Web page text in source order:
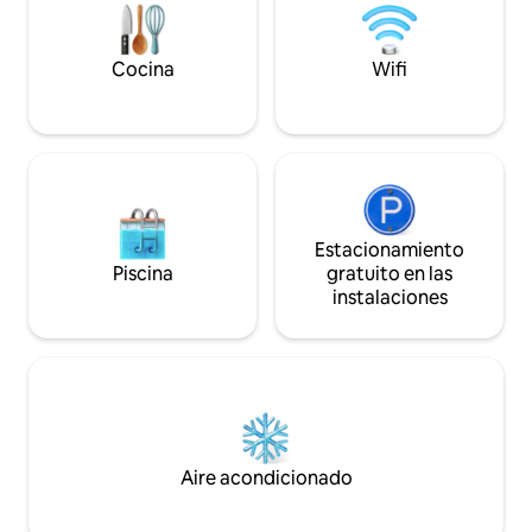
directamente
Almacenamiento
cargador para
Cocina Wifi
Piscina
Estacionamiento
gratuito en las
instalaciones
Aire acondicionado